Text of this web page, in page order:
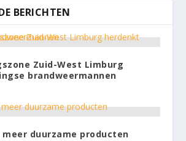
BERICHTEN
Zuid-West Limburg
brandweermannen
duurzame producten